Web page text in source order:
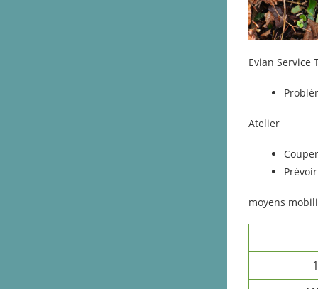
Evian Service
Atelier
moyens